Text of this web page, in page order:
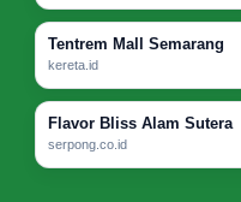
Tentrem Mall Semarang
kereta.id
Flavor Bliss Alam Sutera
serpong.co.id